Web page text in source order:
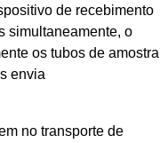
de recebimento
simultaneamente, o
os tubos de amostra
envia
no transporte de